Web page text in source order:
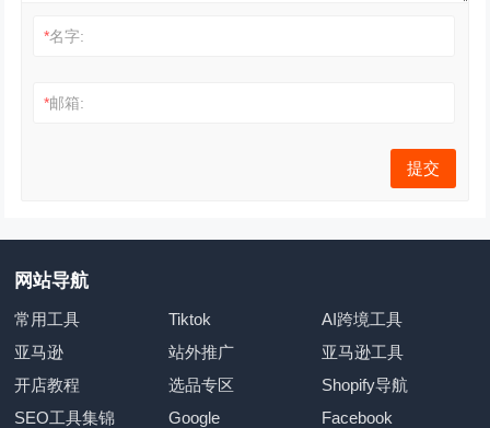
*名字:
*邮箱:
网站导航
常用工具 Tiktok
AI跨境工具
亚马逊
站外推广
亚马逊工具
开店教程
选品专区
Shopify导航
SEO工具集锦
Google
Facebook